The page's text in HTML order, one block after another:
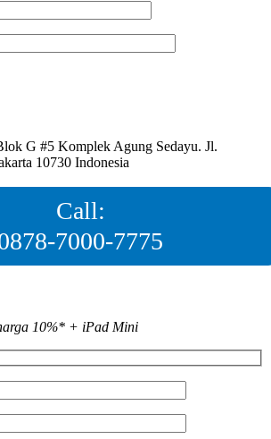
G #5 Komplek Agung Sedayu. Jl.
10730 Indonesia
Call:
7000-7775
10%* + iPad Mini